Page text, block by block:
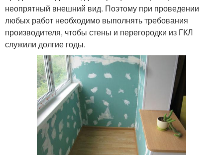
неопрятный внешний вид. Поэтому при проведении
любых работ необходимо выполнять требования
производителя, чтобы стены и перегородки из ГКЛ
служили долгие годы.